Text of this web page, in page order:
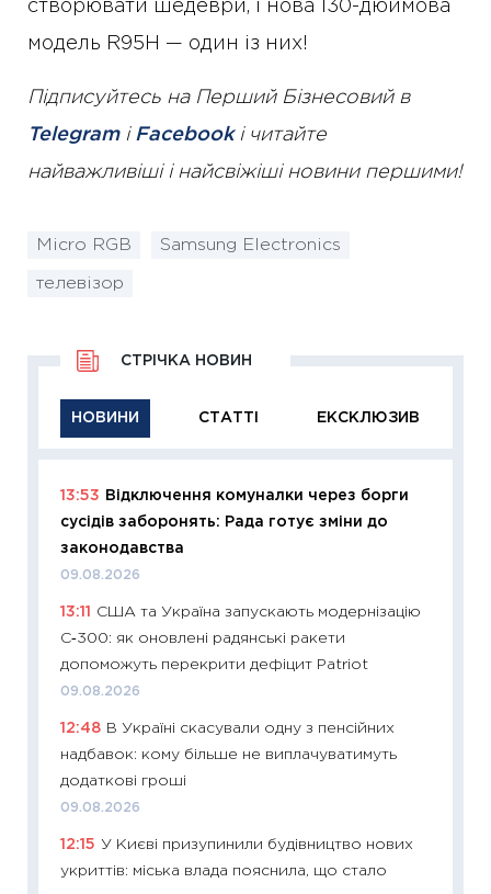
створювати шедеври, і нова 130-дюймова
модель R95H — один із них!
Підписуйтесь на Перший Бізнесовий в
Telegramі Facebookі читайте
найважливіші і найсвіжіші новини першими!
Micro RGB Samsung Electronics
телевізор
НОВИНИ СТАТТІ ЕКСКЛЮЗИВ
СТРІЧКА НОВИН
13:53
Відключення комуналки через борги
сусідів заборонять: Рада готує зміни до
законодавства
09.08.2026
13:11
США та Україна запускають модернізацію
С‑300: як оновлені радянські ракети
допоможуть перекрити дефіцит Patriot
09.08.2026
12:48 В Україні скасували одну з пенсійних
надбавок: кому більше не виплачуватимуть
додаткові гроші
09.08.2026
12:15 У Києві призупинили будівництво нових
укриттів: міська влада пояснила, що стало